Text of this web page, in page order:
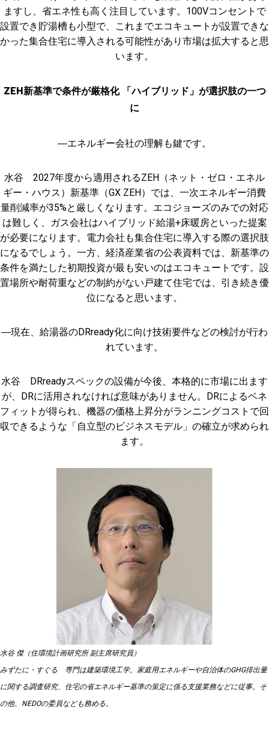
ますし、省エネ性も高く注目しています。100Vコンセントで
設置でき貯湯槽も小型で、これまでエコキュートが設置できな
かった集合住宅に導入される可能性があり市場は拡大すると思
います。
ZEH新基準で条件が厳格化 「ハイブリッド」が選択肢の一つ
に
―エネルギー会社の理解も鍵です。
水谷 2027年度から適用されるZEH（ネット・ゼロ・エネル
ギー・ハウス）新基準（GX ZEH）では、一次エネルギー消費
量削減率が35%と厳しくなります。エコジョーズのみでの対応
は難しく、ガス会社はハイブリッド給湯+床暖房といった提案
が必要になります。電力会社も集合住宅に導入する際の選択肢
になるでしょう。一方、経済産業省の公表資料では、新基準の
条件を満たした初期投資が最も安いのはエコキュートです。設
置場所や耐荷重などの制約がない戸建て住宅では、引き続き優
位になると思います。
―現在、給湯器のDRready化に向け技術要件などの検討が行わ
れています。
水谷 DRreadyスペックの設備が今後、本格的に市場に出ます
が、DRに活用されなければ意味がありません。DRによるベネ
フィットが得られ、機器の価格上昇分がランニングコストで回
収できるような「自立型のビジネスモデル」の確立が求められ
ます。
水谷 傑（住環境計画研究所 副主席研究員）
みずたに・すぐる 専門は建築環境工学。家庭用エネルギーや自治体のGHG排出量
に関する調査研究、住宅の省エネルギー基準の策定に係る支援業務などに従事。そ
の他、NEDOの委員なども務める。